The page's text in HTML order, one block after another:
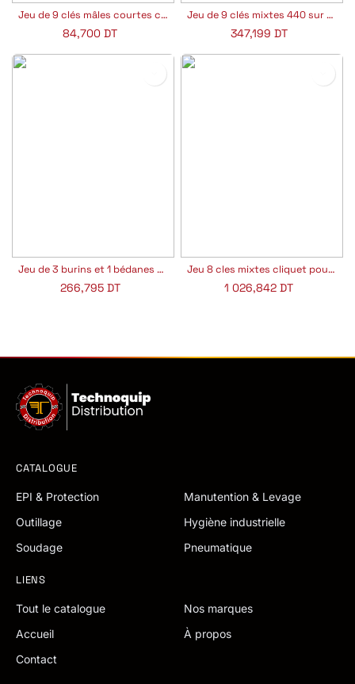
Jeu de 9 clés mâles courtes coudées 6 pans en étui Facom 82H.JP9A
84,700 DT
Jeu de 9 clés mixtes 440 sur étui Facom 440.JP9PB
347,199 DT
Jeu de 3 burins et 1 bédanes Facom 263GPB
266,795DT
Jeu 8 cles mixtes cliquet pouces 467.jpu8 Facom
1 026,842 DT
CATALOGUE
EPI & Protection
Manutention & Levage
Outillage
Hygiène industrielle
Soudage
Pneumatique
LIENS
Tout le catalogue
Nos marques
Accueil
À propos
Contact